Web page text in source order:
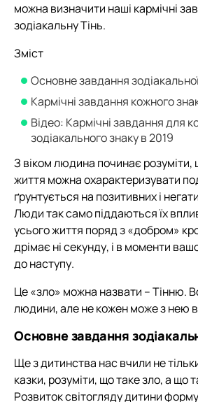
можна визначити наші кармічні
зодіакальну Тінь.
Зміст
Основне завдання зодіакальної
Кармічні завдання кожного
Відео: Кармічні завдання для
зодіакального знаку в 2019
З віком людина починає
життя можна охарактеризувати
ґрунтується на позитивних і
Люди так само піддаються їх
усього життя поряд з «добром»
дрімає ні секунду, і в моменти
до наступу.
Це «зло» можна назвати – Тінню.
людини, але не кожен може з нею
Основне завдання
Ще з дитинства нас вчили не
казки, розуміти, що таке зло, а що
Розвиток світогляду дитини